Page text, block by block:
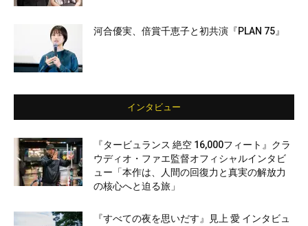
河合優実、倍賞千恵子と初共演『PLAN 75』
インタビュー
『タービュランス 絶空 16,000フィート』クラ
ウディオ・ファエ監督オフィシャルインタビ
ュー「本作は、人間の回復力と真実の解放力
の核心へと迫る旅」
『すべての夜を思いだす』見上 愛 インタビュ